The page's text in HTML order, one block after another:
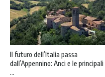
Il futuro dell’Italia passa
dall’Appennino: Anci e le principali
...